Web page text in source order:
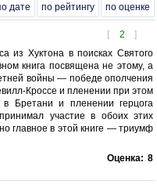
дате по рейтингу по оценке
[ 2 ]
из Хуктона в поисках Святого
книга посвящена не этому, а
войны — победе ополчения
Кроссе и пленении при этом
Бретани и пленении герцога
участие в обоих этих
главное в этой книге — триумф
Оценка: 8